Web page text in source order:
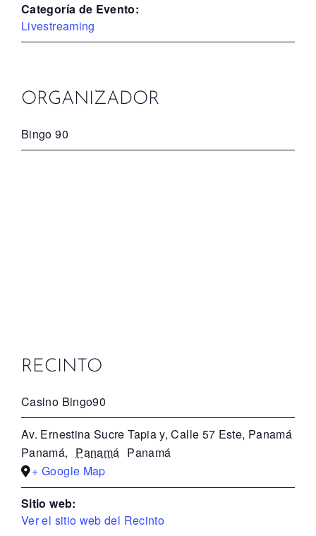
Categoría de Evento:
Livestreaming
ORGANIZADOR
Bingo 90
RECINTO
Casino Bingo90
Av. Ernestina Sucre Tapia y, Calle 57 Este, Panamá
Panamá, Panamá Panamá
+ Google Map
Sitio web:
Ver el sitio web del Recinto